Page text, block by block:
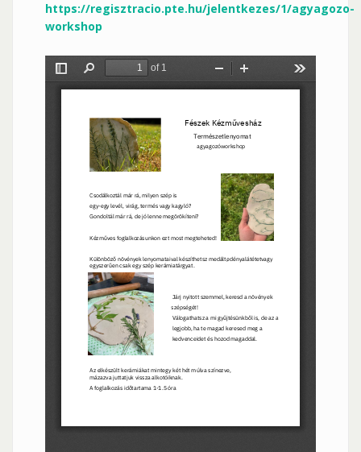
https://regisztracio.pte.hu/jelentkezes/1/agyagozo-
workshop